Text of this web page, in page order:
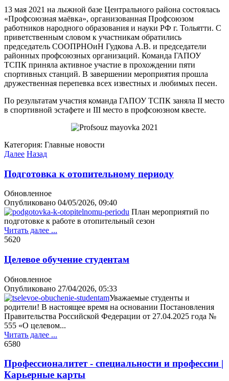
13 мая 2021 на лыжной базе Центрального района состоялась
«Профсоюзная маёвка», организованная Профсоюзом
работников народного образования и науки РФ г. Тольятти. С
приветственным словом к участникам обратились
председатель СООПРНОиН Гудкова А.В. и председатели
районных профсоюзных организаций. Команда ГАПОУ
ТСПК приняла активное участие в прохождении пяти
спортивных станций. В завершении мероприятия прошла
дружественная перепевка всех известных и любимых песен.
По результатам участия команда ГАПОУ ТСПК заняла II место
в спортивной эстафете и III место в профсоюзном квесте.
Категория: Главные новости
Далее Назад
Подготовка к отопительному периоду
Обновленное
Опубликовано 04/05/2026, 09:40
План мероприятий по
подготовке к работе в отопительный сезон
Читать далее ...
5620
Целевое обучение студентам
Обновленное
Опубликовано 27/04/2026, 05:33
Уважаемые студенты и
родители! В настоящее время на основании Постановления
Правительства Российской Федерации от 27.04.2025 года №
555 «О целевом...
Читать далее ...
6580
Профессионалитет - специальности и профессии |
Карьерные карты